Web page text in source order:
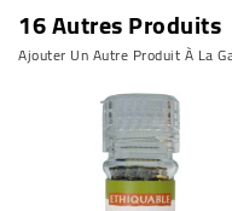
16 Autres Produits
Ajouter Un Autre Produit À La